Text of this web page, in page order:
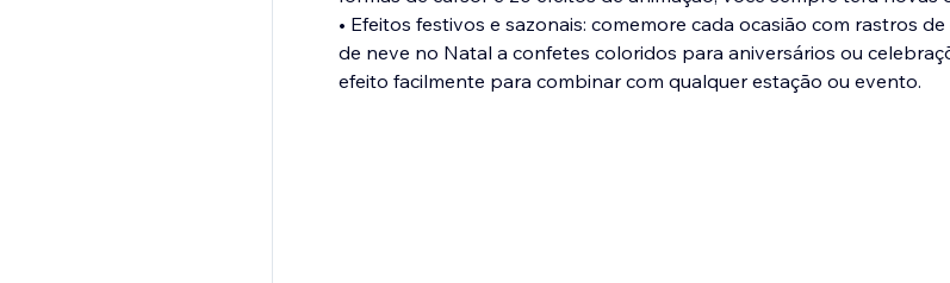
• Efeitos festivos e sazonais: comemore cada ocasião com rastros
de neve no Natal a confetes coloridos para aniversários ou
efeito facilmente para combinar com qualquer estação ou evento.